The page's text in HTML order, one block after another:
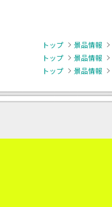
トップ 景品情報
トップ
景品情報
トップ
景品情報